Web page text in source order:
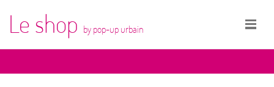
Le shop by pop-up urbain